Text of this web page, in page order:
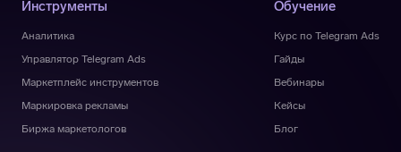
Инструменты
Аналитика
Управлятор Telegram Ads
Маркетплейс инструментов
Маркировка рекламы
Биржа маркетологов
Обучение
Курс по Telegram Ads
Гайды
Вебинары
Кейсы
Блог